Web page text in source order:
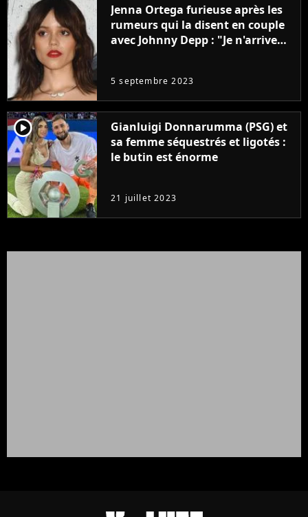
Jenna Ortega furieuse après les
rumeurs qui la disent en couple
avec Johnny Depp : "Je n'arrive
5 septembre 2023
player2
Gianluigi Donnarumma (PSG) et
sa femme séquestrés et ligotés :
le butin est énorme
21 juillet 2023